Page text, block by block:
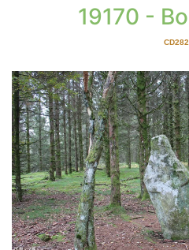
19170 -
CD282